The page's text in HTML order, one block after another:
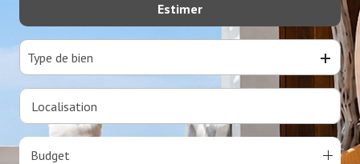
Estimer
Type de bien
Budget